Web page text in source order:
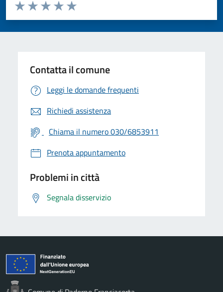
Valuta da 1 a 5 stelle la pagina
Valuta 5 stelle su 5
Valuta 4 stelle su 5
Valuta 3 stelle su 5
Valuta 2 stelle su 5
Valuta 1 stelle su 5
Contatta il comune
Leggi le domande frequenti
Richiedi assistenza
Chiama il numero 030/6853911
Prenota appuntamento
Problemi in città
Segnala disservizio